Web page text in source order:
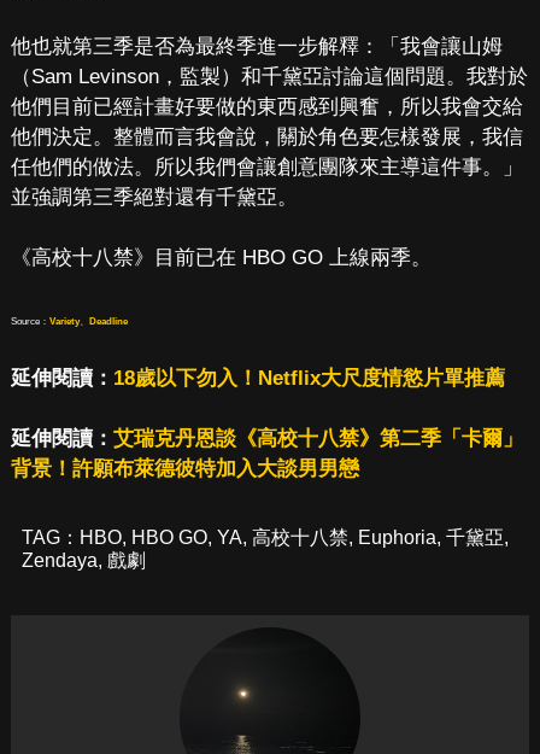
他也就第三季是否為最終季進一步解釋：「我會讓山姆
（Sam Levinson，監製）和千黛亞討論這個問題。我對於
他們目前已經計畫好要做的東西感到興奮，所以我會交給
他們決定。整體而言我會說，關於角色要怎樣發展，我信
任他們的做法。所以我們會讓創意團隊來主導這件事。」
並強調第三季絕對還有千黛亞。
《高校十八禁》目前已在 HBO GO 上線兩季。
Source： Variety、 Deadline
延伸閱讀： 18歲以下勿入！Netflix大尺度情慾片單推薦
延伸閱讀： 艾瑞克丹恩談《高校十八禁》第二季「卡爾」
背景！許願布萊德彼特加入大談男男戀
TAG： HBO, HBO GO, YA, 高校十八禁, Euphoria, 千黛亞,
Zendaya, 戲劇